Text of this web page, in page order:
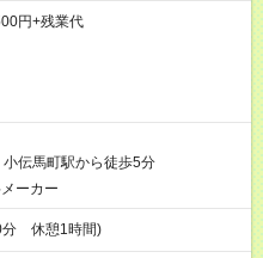
円+残業代
小伝馬町駅から徒歩5分
ーカー
分 休憩1時間)